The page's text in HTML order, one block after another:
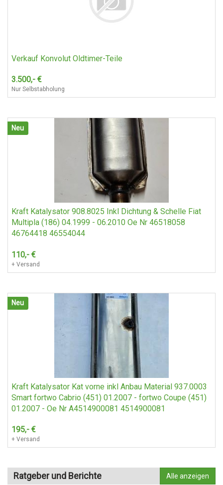
Verkauf Konvolut Oldtimer-Teile
3.500,- €
Nur Selbstabholung
Neu
Kraft Katalysator 908.8025 Inkl Dichtung & Schelle Fiat
Multipla (186) 04.1999 - 06.2010 Oe Nr 46518058
46764418 46554044
110,- €
+ Versand
Neu
Kraft Katalysator Kat vorne inkl Anbau Material 937.0003
Smart fortwo Cabrio (451) 01.2007 - fortwo Coupe (451)
01.2007 - Oe Nr A4514900081 4514900081
195,- €
+ Versand
Ratgeber und Berichte Alle anzeigen